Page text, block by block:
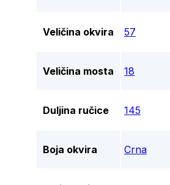
Veličina okvira 57
Veličina mosta 18
Duljina ručice 145
Boja okvira Crna